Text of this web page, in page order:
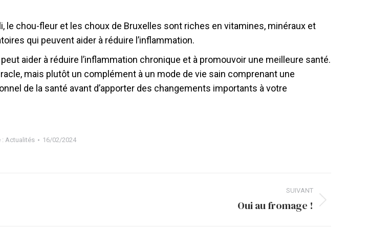
chou-fleur et les choux de Bruxelles sont riches en vitamines, minéraux et
qui peuvent aider à réduire l’inflammation.
aider à réduire l’inflammation chronique et à promouvoir une meilleure santé.
mais plutôt un complément à un mode de vie sain comprenant une
de la santé avant d’apporter des changements importants à votre
: Actualités 16/02/2024
SUIVANT
Oui au fromage !